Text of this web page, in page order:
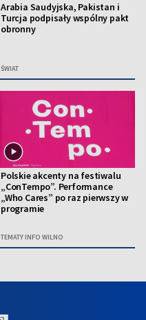
Arabia Saudyjska, Pakistan i
Turcja podpisały wspólny pakt
obronny
ŚWIAT
Polskie akcenty na festiwalu
„ConTempo”. Performance
„Who Cares” po raz pierwszy w
programie
TEMATY INFO WILNO